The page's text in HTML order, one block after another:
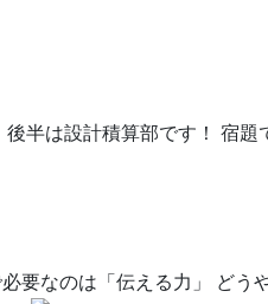
後半は設計積算部です！ 宿題
要なのは「伝える力」 ど